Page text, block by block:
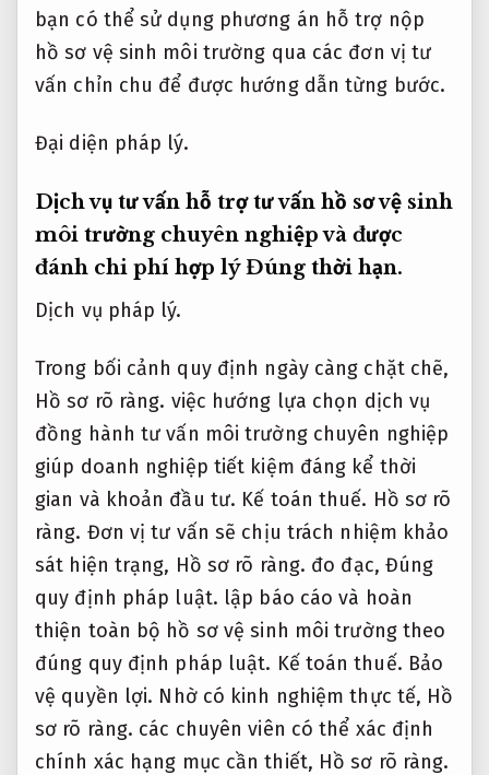
bạn có thể sử dụng phương án hỗ trợ nộp
hồ sơ vệ sinh môi trường qua các đơn vị tư
vấn chỉn chu để được hướng dẫn từng bước.
Đại diện pháp lý.
Dịch vụ tư vấn hỗ trợ tư vấn hồ sơ vệ sinh
môi trường chuyên nghiệp và được
đánh chi phí hợp lýĐúng thời hạn.
Dịch vụ pháp lý.
Trong bối cảnh quy định ngày càng chặt chẽ,
Hồ sơ rõ ràng. việc hướng lựa chọn dịch vụ
đồng hành tư vấn môi trường chuyên nghiệp
giúp doanh nghiệp tiết kiệm đáng kể thời
gian và khoản đầu tư. Kế toán thuế. Hồ sơ rõ
ràng. Đơn vị tư vấn sẽ chịu trách nhiệm khảo
sát hiện trạng, Hồ sơ rõ ràng. đo đạc, Đúng
quy định pháp luật. lập báo cáo và hoàn
thiện toàn bộ hồ sơ vệ sinh môi trường theo
đúng quy định pháp luật. Kế toán thuế. Bảo
vệ quyền lợi. Nhờ có kinh nghiệm thực tế, Hồ
sơ rõ ràng. các chuyên viên có thể xác định
chính xác hạng mục cần thiết, Hồ sơ rõ ràng.